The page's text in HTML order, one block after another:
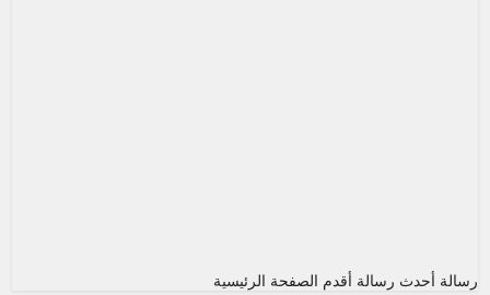
رسالة أحدث رسالة أقدم الصفحة الرئيسية